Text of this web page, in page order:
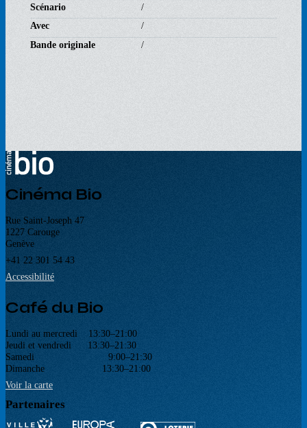
Scénario
/
Avec
/
Bande originale
/
Cinéma Bio
Rue Saint-Joseph 47
1227 Carouge
Genève
+41 22 301 54 43
Accessibilité
Café du Bio
Lundi au mercredi 13:30–21:00
Jeudi et vendredi 13:30–21:30
Samedi 9:00–21:30
Dimanche 13:30–21:00
Voir la carte
Partenaires